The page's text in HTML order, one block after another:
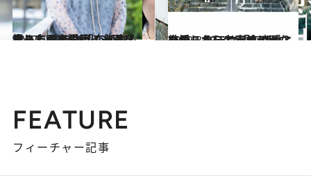
2022.5.20
今までの恋愛観に一石を投じた ドラマ「恋せぬふたり」が小説化！ 脚本家・吉田恵里香インタビュー
カルチャー 2022.3.13
恋愛しないと幸せじゃないの？ ドラマ「恋せぬふたり」から考える 恋愛と結婚、そして家族の形
カルチャー
FEATURE
フィーチャー記事